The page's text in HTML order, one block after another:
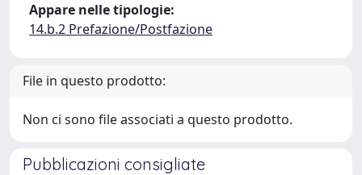
Appare nelle tipologie:
14.b.2 Prefazione/Postfazione
File in questo prodotto:
Non ci sono file associati a questo prodotto.
Pubblicazioni consigliate